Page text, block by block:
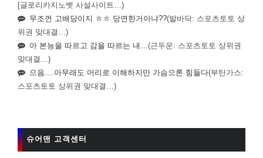
[글로리카지노벳 사설사이트…)
무조껀 고배당이지 ㅎㅎ 당연한거아냐??(발바닥: 스포츠토토 상
위권 맞대결…)
아 본능을 따르고 감을 따르는 내…(근두운: 스포츠토토 상위권
맞대결…)
으음....아무래도 머리로 이해하지만 가슴으론 힘들다(부탄가스:
스포츠토토 상위권 맞대결…)
슈어맨 고객센터